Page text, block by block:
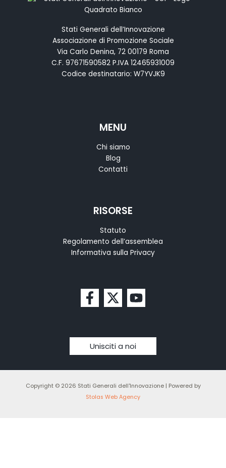
Stati Generali dell’Innovazione
Associazione di Promozione Sociale
Via Carlo Denina, 72 00179 Roma
C.F. 97671590582 P.IVA 12465931009
Codice destinatario: W7YVJK9
MENU
Chi siamo
Blog
Contatti
RISORSE
Statuto
Regolamento dell’assemblea
Informativa sulla Privacy
Unisciti a noi
Copyright © 2026 Stati Generali dell'Innovazione | Powered by
Stolas Web Agency